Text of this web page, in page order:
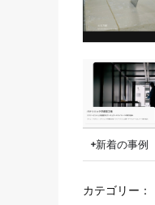
カテゴリー：
新着の事例